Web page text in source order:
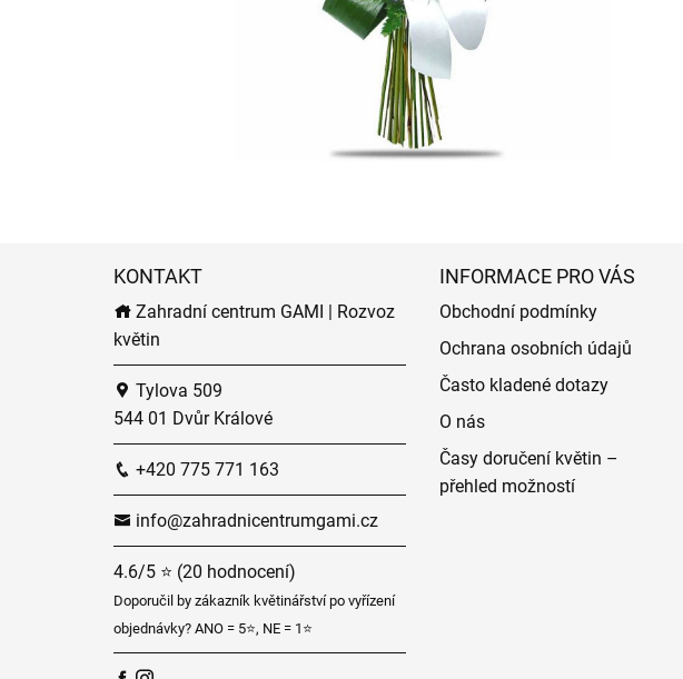
KONTAKT
Zahradní centrum GAMI | Rozvoz
květin
Tylova 509
544 01 Dvůr Králové
+420 775 771 163
info@zahradnicentrumgami.cz
4.6/5 ⭐ (20 hodnocení)
Doporučil by zákazník květinářství po vyřízení
objednávky? ANO = 5⭐, NE = 1⭐
INFORMACE PRO VÁS
Obchodní podmínky
Ochrana osobních údajů
Často kladené dotazy
O nás
Časy doručení květin –
přehled možností